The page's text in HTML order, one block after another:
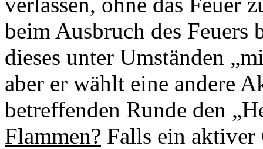
beim Ausbruch des Feuers
dieses unter Umständen
aber er wählt eine andere
betreffenden Runde den
Flammen? Falls ein aktiver